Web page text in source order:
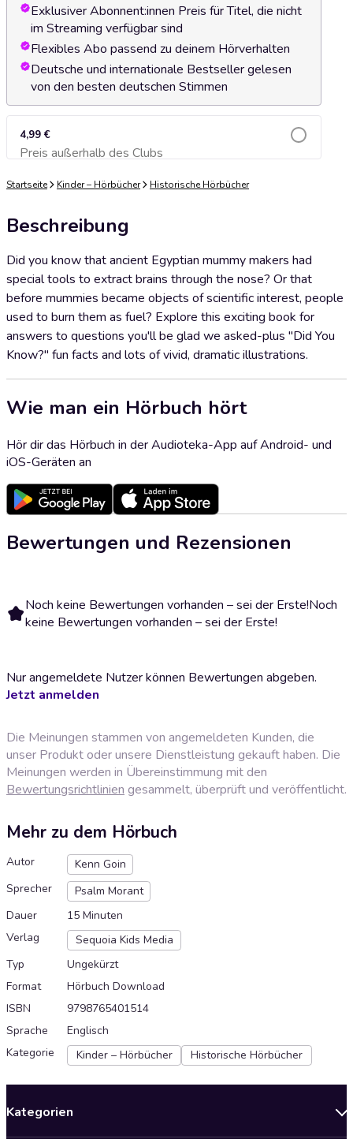
Exklusiver Abonnent:innen Preis für Titel, die nicht
im Streaming verfügbar sind
Flexibles Abo passend zu deinem Hörverhalten
Deutsche und internationale Bestseller gelesen
von den besten deutschen Stimmen
4,99 €
Preis außerhalb des ClubsZum Warenkorb hinzufügen
Startseite Kinder – Hörbücher Historische Hörbücher
Beschreibung
Did you know that ancient Egyptian mummy makers had
special tools to extract brains through the nose? Or that
before mummies became objects of scientific interest, people
used to burn them as fuel? Explore this exciting book for
answers to questions you'll be glad we asked-plus "Did You
Know?" fun facts and lots of vivid, dramatic illustrations.
Wie man ein Hörbuch hört
Hör dir das Hörbuch in der Audioteka-App auf Android- und
iOS-Geräten an
Bewertungen und Rezensionen
Noch keine Bewertungen vorhanden – sei der Erste!Noch
keine Bewertungen vorhanden – sei der Erste!
Nur angemeldete Nutzer können Bewertungen abgeben.
Jetzt anmelden
Die Meinungen stammen von angemeldeten Kunden, die
unser Produkt oder unsere Dienstleistung gekauft haben. Die
Meinungen werden in Übereinstimmung mit den
Bewertungsrichtlinien gesammelt, überprüft und veröffentlicht.
Mehr zu dem Hörbuch
Autor
Kenn Goin
Sprecher
Psalm Morant
Dauer
15 Minuten
Verlag
Sequoia Kids Media
Typ
Ungekürzt
Format
Hörbuch Download
ISBN
9798765401514
Sprache
Englisch
Kategorie
Kinder – Hörbücher Historische Hörbücher
Kategorien